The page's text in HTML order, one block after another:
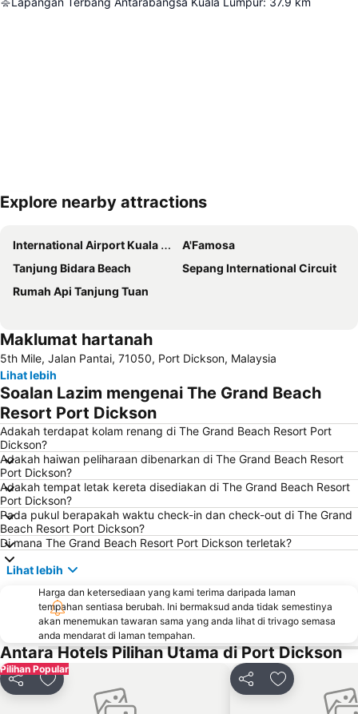
Kembangkan peta
Explore nearby attractions
International Airport Kuala Lumpur
A'Famosa
Tanjung Bidara Beach
Sepang International Circuit
Rumah Api Tanjung Tuan
Maklumat hartanah
5th Mile, Jalan Pantai, 71050, Port Dickson, Malaysia
Lihat lebih
Soalan Lazim mengenai The Grand Beach
Resort Port Dickson
Adakah terdapat kolam renang di The Grand Beach Resort Port
Dickson?
Adakah haiwan peliharaan dibenarkan di The Grand Beach Resort
Port Dickson?
Adakah tempat letak kereta disediakan di The Grand Beach Resort
Port Dickson?
Pada pukul berapakah waktu check-in dan check-out di The Grand
Beach Resort Port Dickson?
Di mana The Grand Beach Resort Port Dickson terletak?
Lihat lebih
Harga dan ketersediaan yang kami terima daripada laman
tempahan sentiasa berubah. Ini bermaksud anda tidak semestinya
akan menemukan tawaran sama yang anda lihat di trivago semasa
anda mendarat di laman tempahan.
Antara Hotels Pilihan Utama di Port Dickson
Pilihan Popular
Kongsi Tambah ke favorit Kongsi Tambah ke